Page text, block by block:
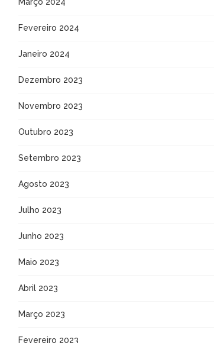
Fevereiro 2024
Janeiro 2024
Dezembro 2023
Novembro 2023
Outubro 2023
Setembro 2023
Agosto 2023
Julho 2023
Junho 2023
Maio 2023
Abril 2023
Março 2023
Fevereiro 2023